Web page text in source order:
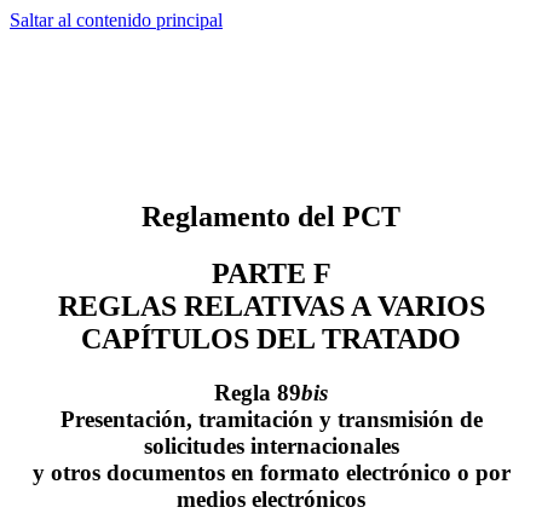
Saltar al contenido principal
Reglamento del PCT
PARTE F
REGLAS RELATIVAS A VARIOS
CAPÍTULOS DEL TRATADO
Regla 89bis
Presentación, tramitación y transmisión de
solicitudes internacionales
y otros documentos en formato electrónico o por
medios electrónicos